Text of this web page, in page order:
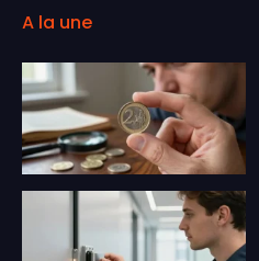
A la une